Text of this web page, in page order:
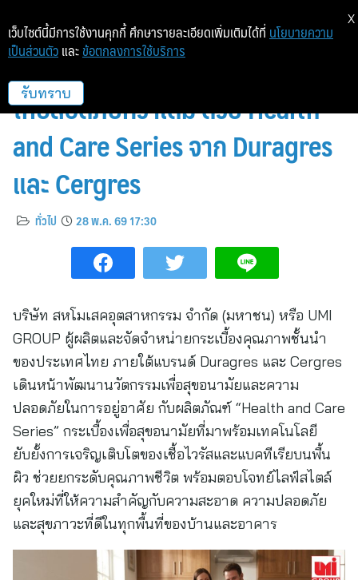
UMI GROUP ชวนเปลี่ยนทุกพื้นผิว
ให้ปลอดภัยกว่าเดิม ด้วย Health
and Care Series จาก Duragres
และ Cergres
ทั่วไป 28 พ.ค. 69 17:30
บริษัท สหโมเสคอุตสาหกรรม จำกัด (มหาชน) หรือ UMI
GROUP ผู้ผลิตและจัดจำหน่ายกระเบื้องคุณภาพชั้นนำ
ของประเทศไทย ภายใต้แบรนด์ Duragres และ Cergres
เดินหน้าพัฒนานวัตกรรมเพื่อสุขอนามัยและความ
ปลอดภัยในการอยู่อาศัย กับผลิตภัณฑ์ “Health and Care
Series” กระเบื้องเพื่อสุขอนามัยที่มาพร้อมเทคโนโลยี
ยับยั้งการเจริญเติบโตของเชื้อไวรัสและแบคทีเรียบนพื้น
ผิว ช่วยยกระดับคุณภาพชีวิต พร้อมตอบโจทย์ไลฟ์สไตล์
ยุคใหม่ที่ให้ความสำคัญกับความสะอาด ความปลอดภัย
และสุขภาวะที่ดีในทุกพื้นที่ของบ้านและอาคาร
เว็บไซต์นี้มีการใช้งานคุกกี้ ศึกษารายละเอียดเพิ่มเติมได้ที่ นโยบายความ
เป็นส่วนตัว และ ข้อตกลงการใช้บริการ
รับทราบ
X